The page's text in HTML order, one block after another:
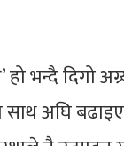
भन्दै दिगो
साथ अघि